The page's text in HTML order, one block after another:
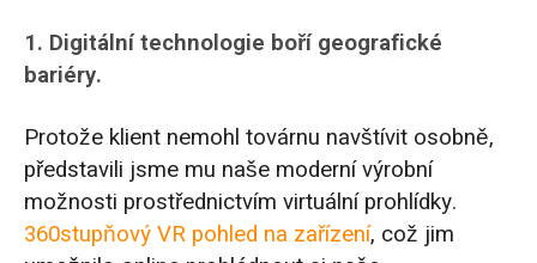
1. Digitální technologie boří geografické
bariéry.
Protože klient nemohl továrnu navštívit osobně,
představili jsme mu naše moderní výrobní
možnosti prostřednictvím virtuální prohlídky.
360stupňový VR pohled na zařízení, což jim